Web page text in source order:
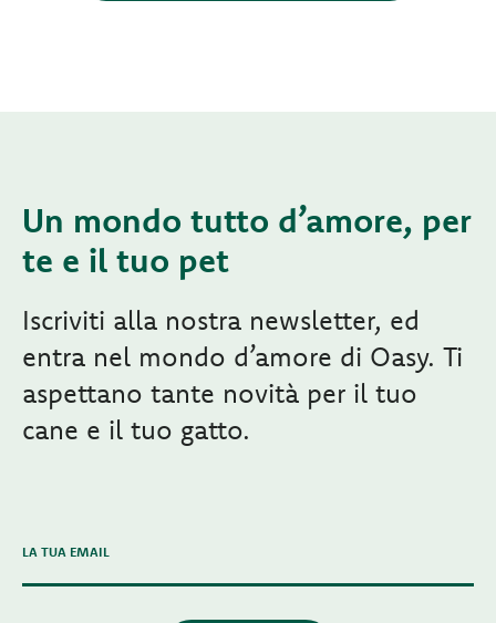
Un mondo tutto d’amore, per
te e il tuo pet
Iscriviti alla nostra newsletter, ed
entra nel mondo d’amore di Oasy. Ti
aspettano tante novità per il tuo
cane e il tuo gatto.
LA TUA EMAIL